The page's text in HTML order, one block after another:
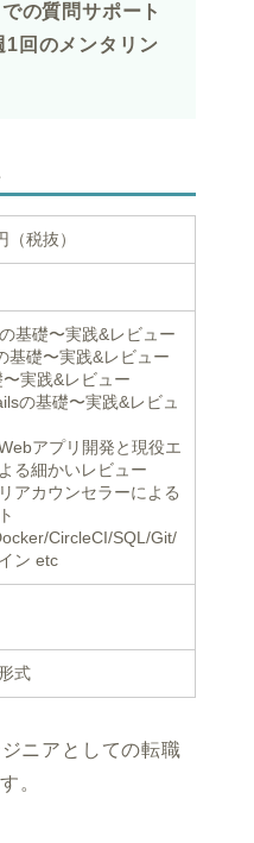
の質問サポート
1回のメンタリン
税抜）
基礎〜実践&レビュー
基礎〜実践&レビュー
実践&レビュー
の基礎〜実践&レビュ
アプリ開発と現役エ
る細かいレビュー
アカウンセラーによる
CircleCI/SQL/Git/
ン etc
式
ニアとしての転職
。